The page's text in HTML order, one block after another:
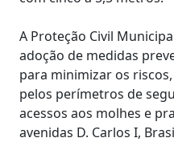
A Proteção Civil
adoção de medidas
para minimizar os
pelos perímetros de
acessos aos molhes e
avenidas D. Carlos I,